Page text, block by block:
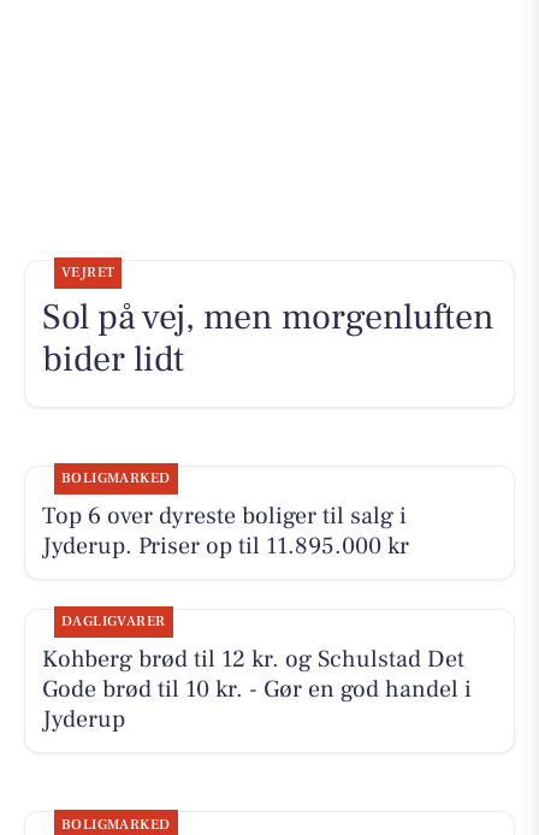
VEJRET
Sol på vej, men morgenluften
bider lidt
BOLIGMARKED
Top 6 over dyreste boliger til salg i
Jyderup. Priser op til 11.895.000 kr
DAGLIGVARER
Kohberg brød til 12 kr. og Schulstad Det
Gode brød til 10 kr. - Gør en god handel i
Jyderup
BOLIGMARKED